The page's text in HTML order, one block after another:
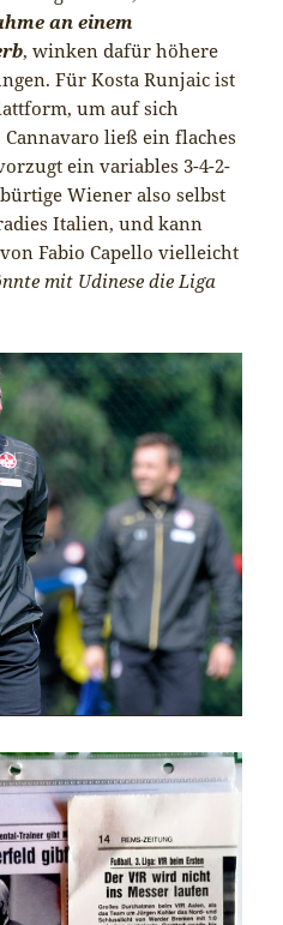
an einem
, winken dafür höhere
Für Kosta Runjaic ist
um auf sich
ließ ein flaches
ein variables 3-4-2-
Wiener also selbst
Italien, und kann
Fabio Capello vielleicht
mit Udinese die Liga